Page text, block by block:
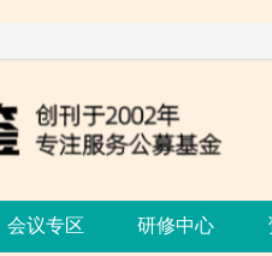
会议专区 研修中心